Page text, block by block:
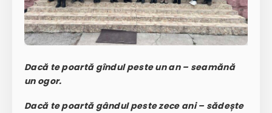
Dacă te poartă gîndul peste un an – seamănă
un ogor.
Dacă te poartă gândul peste zece ani – sădește